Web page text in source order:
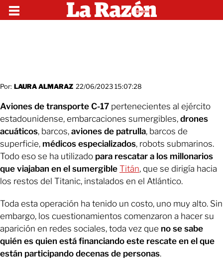
Por: LAURA ALMARAZ 22/06/2023 15:07:28
Aviones de transporte C-17 pertenecientes al ejército
estadounidense, embarcaciones sumergibles, drones
acuáticos, barcos, aviones de patrulla, barcos de
superficie, médicos especializados, robots submarinos.
Todo eso se ha utilizado para rescatar a los millonarios
que viajaban en el sumergible Titán, que se dirigía hacia
los restos del Titanic, instalados en el Atlántico.
Toda esta operación ha tenido un costo, uno muy alto. Sin
embargo, los cuestionamientos comenzaron a hacer su
aparición en redes sociales, toda vez que no se sabe
quién es quien está financiando este rescate en el que
están participando decenas de personas.